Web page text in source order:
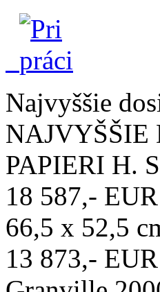
Najvyššie
NAJVYŠŠIE
PAPIERI H.
18 587,-
66,5 x 52,5
13 873,-